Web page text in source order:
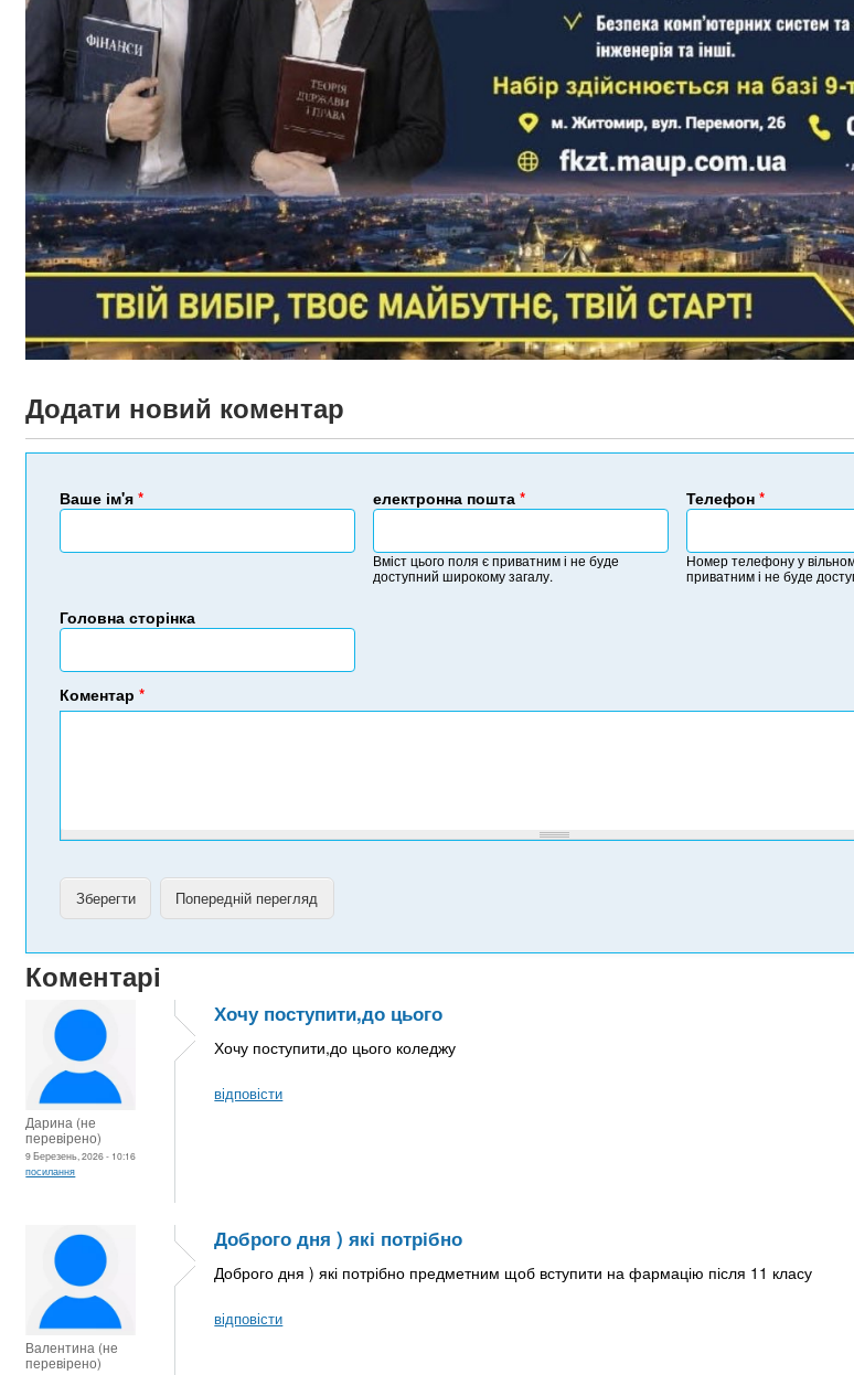
Додати новий коментар
Ваше ім'я* електронна пошта *
Вміст цього поля є приватним і не буде
доступний широкому загалу.
Головна сторінка
Телефон *
Н
м
е
ф
Номер телефону у
приватним і не буде
Коментар*
Коментарі
Дарина (не
перевірено)
9 Березень, 2026 - 10:16
посилання
Хочу поступити,до цього
Хочу поступити,до цього коледжу
відповісти
Валентина (не
перевірено)
Доброго дня ) які потрібно
Доброго дня ) які потрібно предметним щоб вступити на фармацію після 11 класу
відповісти